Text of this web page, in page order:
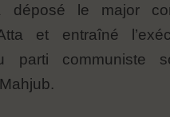
le major
et entraîné
parti communiste